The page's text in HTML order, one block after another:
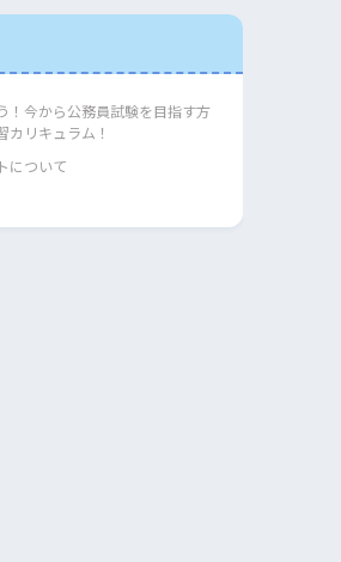
！今から公務員試験を目指す方
カリキュラム！
について